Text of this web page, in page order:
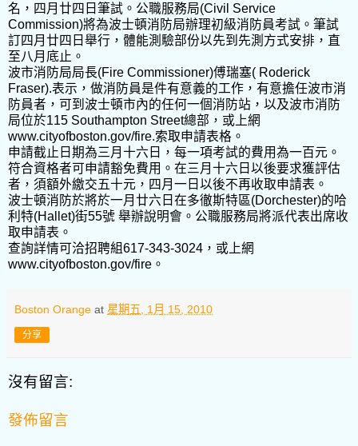
名，四月廿四日筆試。公職服務局(Civil Service
Commission)將為波士頓消防局辦理初級消防員考試。筆試
訂四月廿四日舉行，體能測驗部份以先到先測方式安排，直
至八月底止。
波市消防局局長(Fire Commissioner)傅瑞塞( Roderick
Fraser).表示，做消防員是件有意義的工作，有意擔任波市消
防員者，可到波士頓市內的任何一個消防站，以及波市消防
局位於115 Southampton Street總部，或上網
www.cityofboston.gov/fire.索取申請表格。
申請截止日期為三月十六日，每一項考試的費用為一百元。
符合資格者可申請豁免費用。在三月十六日以後要求獲評估
者，須額外繳交五十元，四月一日以後不再收取申請表。
波士頓消防於將於一月廿六日在多徹斯特區(Dorchester)的哈
利特(Hallet)街55號 舉辦說明會。公職服務局將派代表出席收
取申請表。
查詢詳情可洽招聘組617-343-3024，或上網
www.cityofboston.gov/fire。
Boston Orange at 星期五, 1月 15, 2010
分享
沒有留言:
發佈留言